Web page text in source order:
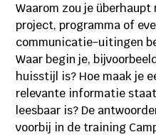
Waarom zou je
project, programma of
communicatie-uitingen
Waar begin je,
huisstijl is? Hoe maak je
relevante informatie
leesbaar is? De
voorbij in de training